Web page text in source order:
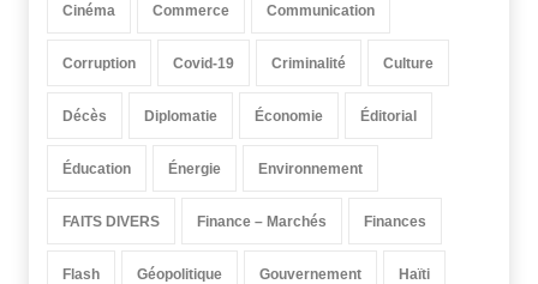
Cinéma Commerce Communication
Corruption Covid-19 Criminalité Culture
Décès Diplomatie Économie Éditorial
Éducation Énergie Environnement
FAITS DIVERS Finance – Marchés Finances
Flash Géopolitique Gouvernement Haïti